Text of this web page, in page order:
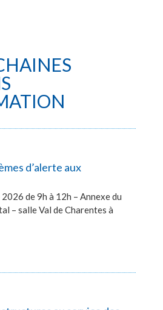
d’alerte aux
de 9h à 12h – Annexe du
– salle Val de Charentes à